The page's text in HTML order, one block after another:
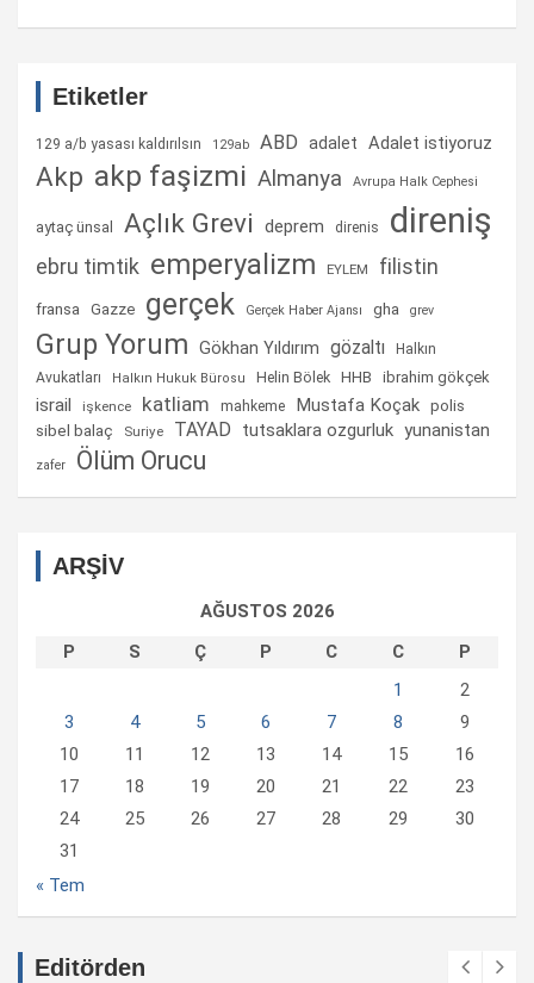
Etiketler
129 a/b yasası kaldırılsın 129ab ABD adalet Adalet istiyoruz
Akp akp faşizmi Almanya Avrupa Halk Cephesi
aytaç ünsal Açlık Grevi deprem direnis direniş
ebru timtik emperyalizm EYLEM filistin
fransa Gazze gerçek Gerçek Haber Ajansı gha grev
Grup Yorum Gökhan Yıldırım gözaltı
Halkın
Avukatları
Halkın Hukuk Bürosu Helin Bölek HHB ibrahim gökçek
israil işkence katliam mahkeme Mustafa Koçak polis
sibel balaç Suriye TAYAD tutsaklara ozgurluk yunanistan
zafer Ölüm Orucu
ARŞİV
AĞUSTOS 2026
P
S Ç P C C
P
1
2
3
4 5 6 7 8
9
10
11 12 13 14 15
16
17
18 19 20 21 22
23
24
25 26 27 28 29
30
31
« Tem
Editörden